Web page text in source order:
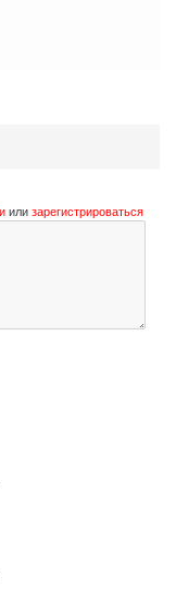
или зарегистрироваться